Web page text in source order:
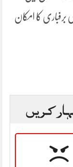
برفباری کا امکان
کریں